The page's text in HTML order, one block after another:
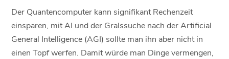
Der Quantencomputer kann signifikant Rechenzeit
einsparen, mit AI und der Gralssuche nach der Artificial
General Intelligence (AGI) sollte man ihn aber nicht in
einen Topf werfen. Damit würde man Dinge vermengen,